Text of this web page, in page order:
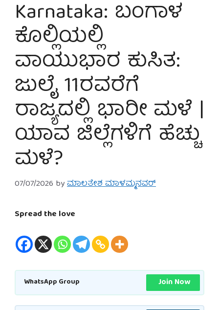
Karnataka: ಬಂಗಾಳ
ಕೊಲ್ಲಿಯಲ್ಲಿ
ವಾಯುಭಾರ ಕುಸಿತ:
ಜುಲೈ 11ರವರೆಗೆ
ರಾಜ್ಯದಲ್ಲಿ ಭಾರೀ ಮಳೆ |
ಯಾವ ಜಿಲ್ಲೆಗಳಿಗೆ ಹೆಚ್ಚು
ಮಳೆ?
07/07/2026 byಮಾಲತೇಶ ಮಾಳಮ್ಮನವರ್
Spread the love
WhatsApp Group Join Now